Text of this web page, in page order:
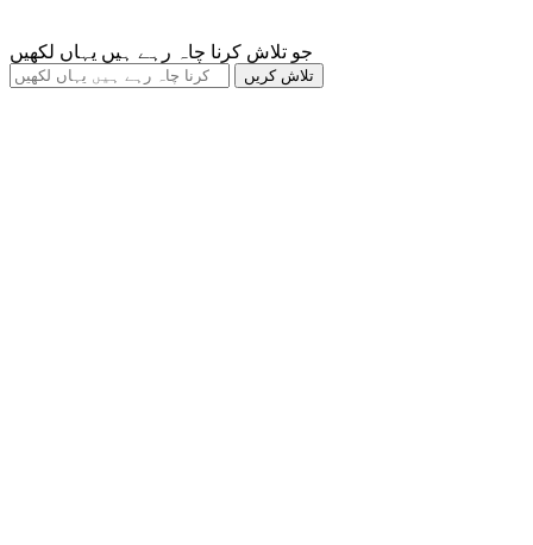
جو تلاش کرنا چاہ رہے ہیں یہاں لکھیں